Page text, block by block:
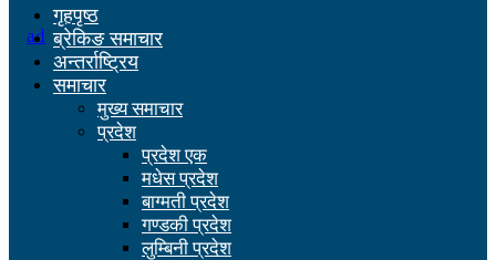
गृहपृष्ठ
ब्रेकिङ समाचार
अन्तर्राष्ट्रिय
समाचार
मुख्य समाचार
प्रदेश
प्रदेश एक
मधेस प्रदेश
बाग्मती प्रदेश
गण्डकी प्रदेश
लुम्बिनी प्रदेश